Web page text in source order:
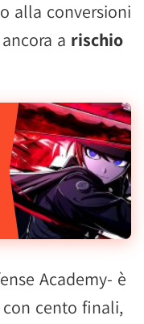
alla conversioni
a rischio
Academy- è
cento finali,